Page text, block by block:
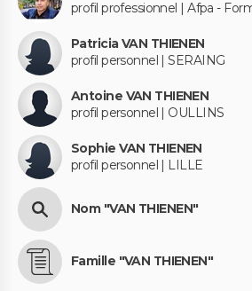
profil professionnel | Afpa -
Patricia VAN THIENEN
profil personnel | SERAING
Antoine VAN THIENEN
profil personnel | OULLINS
Sophie VAN THIENEN
profil personnel | LILLE
Nom "VAN THIENEN"
Famille "VAN THIENEN"